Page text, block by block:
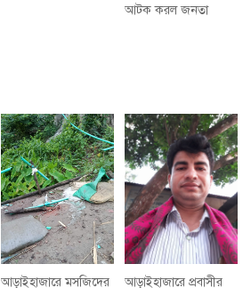
আটক করল জনতা
আড়াইহাজারে মস‌জি‌দের
আড়াইহাজারে প্রবাসীর